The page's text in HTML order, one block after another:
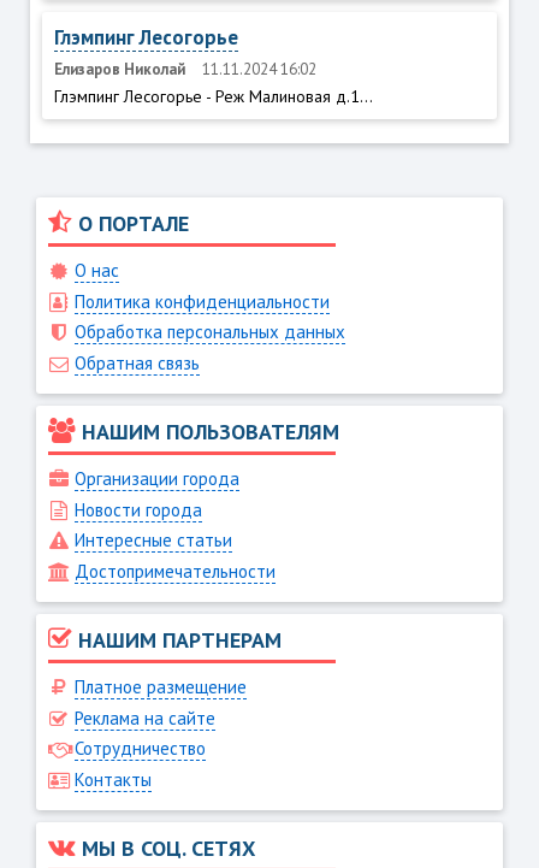
Глэмпинг Лесогорье
Елизаров Николай 11.11.2024 16:02
Глэмпинг Лесогорье - Реж Малиновая д.1...
О ПОРТАЛЕ
О нас
Политика конфиденциальности
Обработка персональных данных
Обратная связь
НАШИМ ПОЛЬЗОВАТЕЛЯМ
Организации города
Новости города
Интересные статьи
Достопримечательности
НАШИМ ПАРТНЕРАМ
Платное размещение
Реклама на сайте
Сотрудничество
Контакты
МЫ В СОЦ. СЕТЯХ